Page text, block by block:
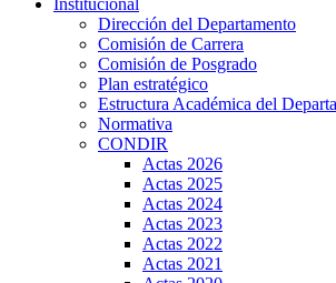
Dirección del Departamento
Comisión de Carrera
Comisión de Posgrado
Plan estratégico
Estructura Académica del
Normativa
CONDIR
Actas 2026
Actas 2025
Actas 2024
Actas 2023
Actas 2022
Actas 2021